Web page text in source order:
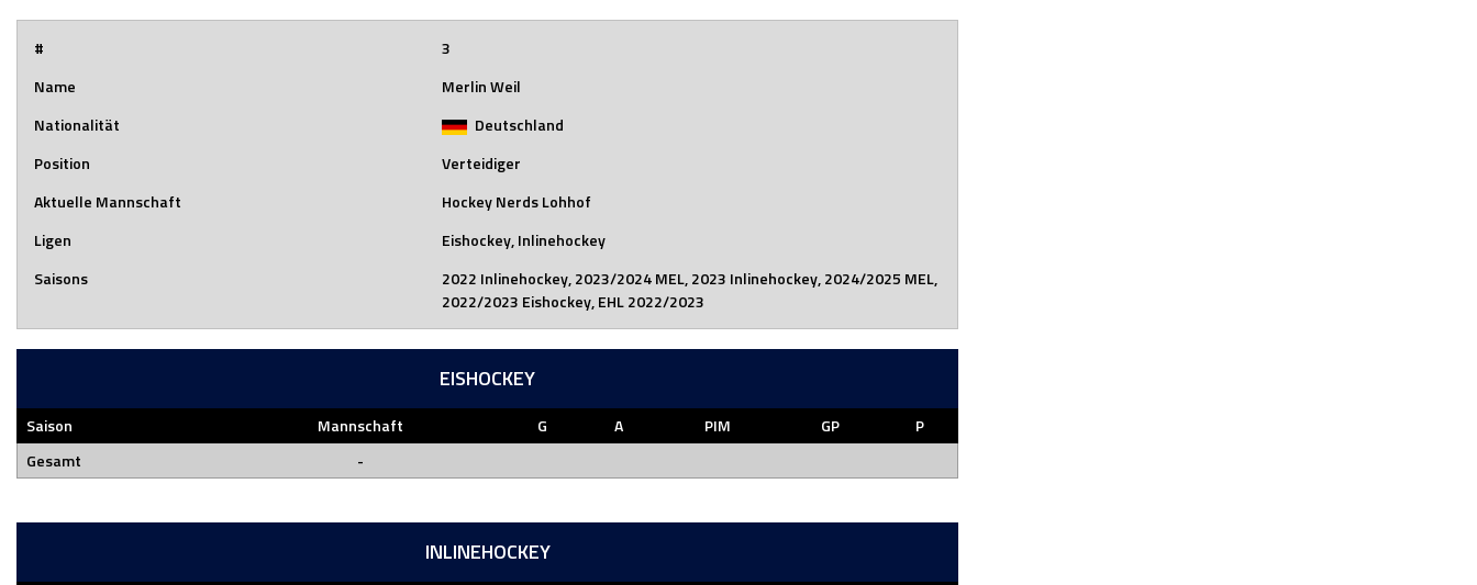
#
3
Name
Merlin Weil
Nationalität
Deutschland
Position
Verteidiger
Aktuelle Mannschaft
Hockey Nerds Lohhof
Ligen
Eishockey, Inlinehockey
Saisons
2022 Inlinehockey, 2023/2024 MEL, 2023 Inlinehockey, 2024/2025 MEL,
2022/2023 Eishockey, EHL 2022/2023
EISHOCKEY
Saison Mannschaft G A PIM GP
P
Gesamt
-
INLINEHOCKEY